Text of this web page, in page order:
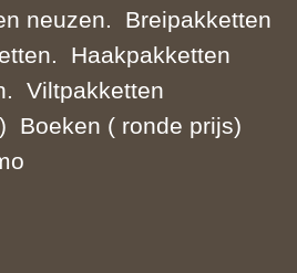
neuzen.
Breipakketten
Haakpakketten
Viltpakketten
Boeken ( ronde prijs)